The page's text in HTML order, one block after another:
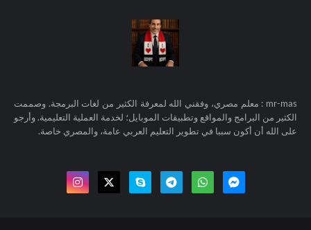
mr-mas : معلم مصري، وفقني الله لمعرفة الكثير من لغات البرمجة. وصممت
الكثير من البرامج والمواقع وتطبيقات الموبايل؛ لخدمة العملية التعليمية. وأرجو
على الله أن أكون سببا في تطوير التعليم العربي عامة، والمصري خاصة.